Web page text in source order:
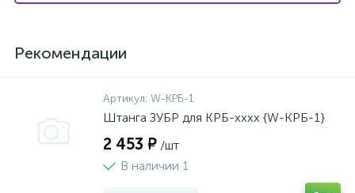
Рекомендации
Артикул: W-КРБ-1
Штанга ЗУБР для КРБ-хххх {W-КРБ-1}
2 453 ₽ /шт
В наличии 1